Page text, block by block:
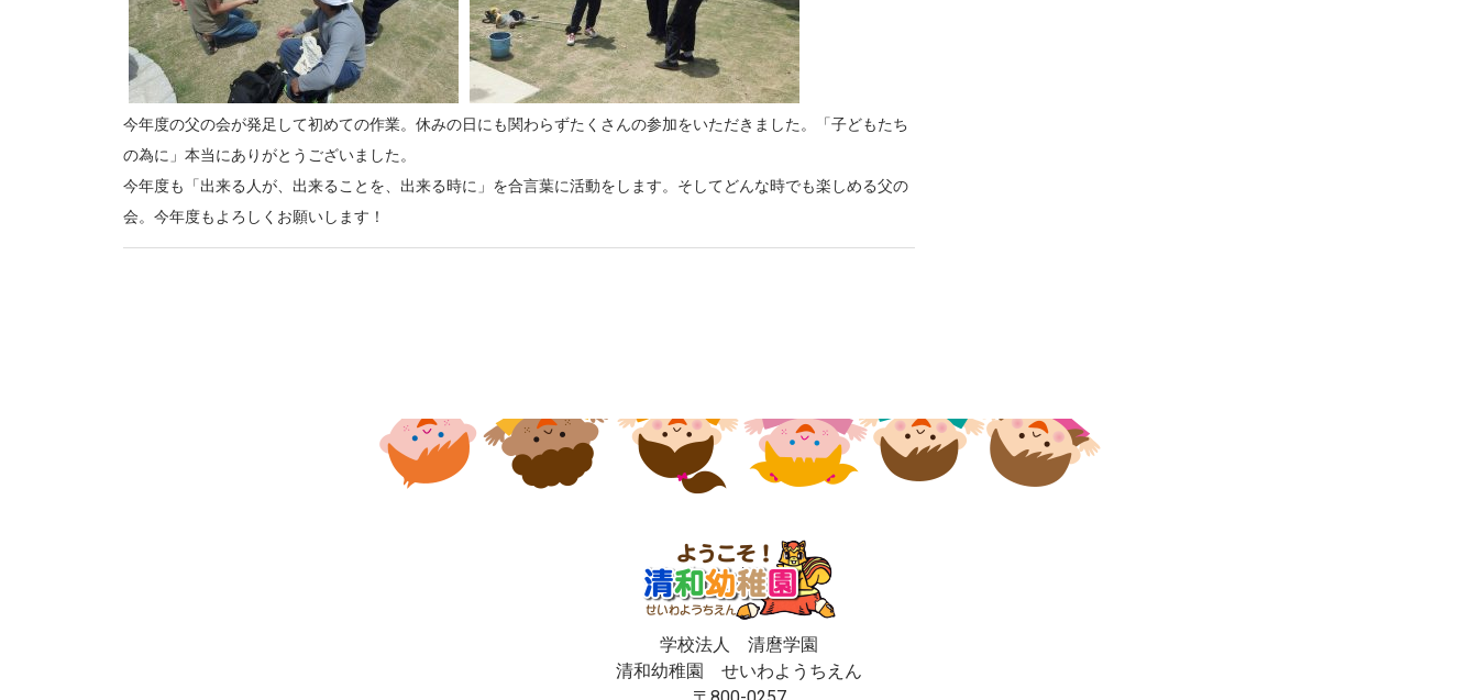
今年度の父の会が発足して初めての作業。休みの日にも関わらずたくさんの参加をいただきました。「子どもたち
の為に」本当にありがとうございました。
今年度も「出来る人が、出来ることを、出来る時に」を合言葉に活動をします。そしてどんな時でも楽しめる父の
会。今年度もよろしくお願いします！
学校法人 清麿学園
清和幼稚園 せいわようちえん